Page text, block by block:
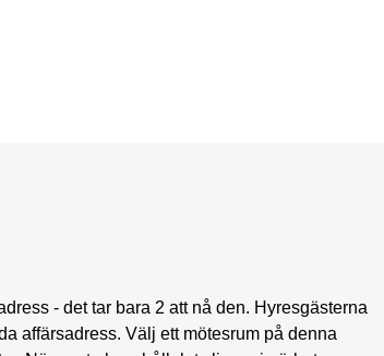
- det tar bara 2 att nå den. Hyresgästerna
affärsadress. Välj ett mötesrum på denna